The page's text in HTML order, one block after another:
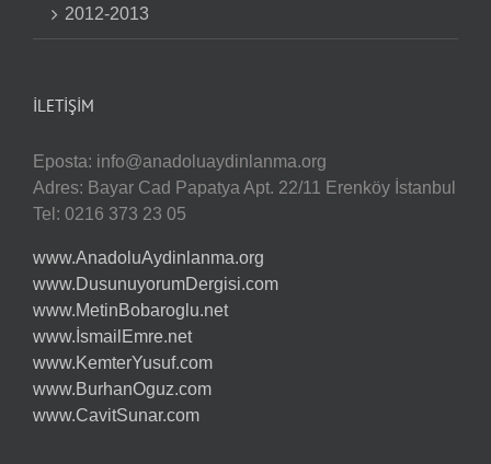
2012-2013
İLETIŞIM
Eposta: info@anadoluaydinlanma.org
Adres: Bayar Cad Papatya Apt. 22/11 Erenköy İstanbul
Tel: 0216 373 23 05
www.AnadoluAydinlanma.org
www.DusunuyorumDergisi.com
www.MetinBobaroglu.net
www.İsmailEmre.net
www.KemterYusuf.com
www.BurhanOguz.com
www.CavitSunar.com